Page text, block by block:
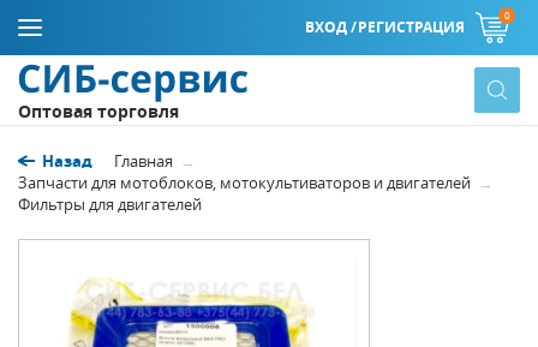
ВХОД /РЕГИСТРАЦИЯ
0
Оптовая торговля
Назад
Главная
Запчасти для мотоблоков, мотокультиваторов и двигателей
Фильтры для двигателей